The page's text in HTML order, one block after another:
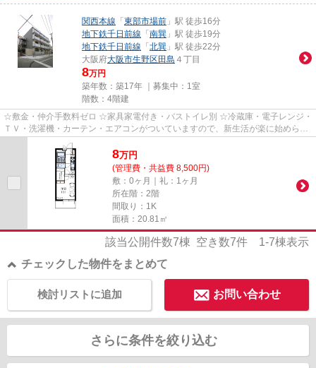
関西本線 「 東部市場前 」駅 徒歩16分
地下鉄千日前線 「 南巽 」駅 徒歩19分
地下鉄千日前線 「 北巽 」駅 徒歩22分
大阪府大阪市生野区 田島 ４丁目
8万円
築年数：築17年 ｜募集中： 1室
階数：4階建
☆敷金・仲介手数料ゼロ ☆家具家電付き・バストイレ別 ☆冷蔵庫・電子レンジ・
ＴＶ・洗濯機・カーテン・エアコンがついていますので、新生活が楽に始められ
8万円
(管理費・共益費 8,500円)
敷：0ヶ月｜礼：1ヶ月
所在階：2階
間取り：1K
面積：20.81㎡
該当公開件数7棟 空き数7件 1-7棟表示
チェックした物件をまとめて
お問い合わせ
検討リストに追加
さらに条件を絞り込む